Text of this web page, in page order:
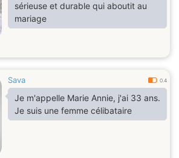
sérieuse et durable qui aboutit au
mariage
Sava 0.4
Je m'appelle Marie Annie, j'ai 33 ans.
Je suis une femme célibataire